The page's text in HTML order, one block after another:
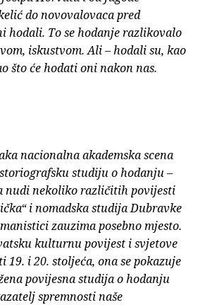
do novovalovaca pred
hodali. To se hodanje razlikovalo
iskustvom. Ali – hodali su, kao
što će hodati oni nakon nas.
nacionalna akademska scena
studiju o hodanju –
nudi nekoliko različitih povijesti
i nomadska studija Dubravke
zauzima posebno mjesto.
kulturnu povijest i svjetove
i 20. stoljeća, ona se pokazuje
povijesna studija o hodanju
spremnosti naše